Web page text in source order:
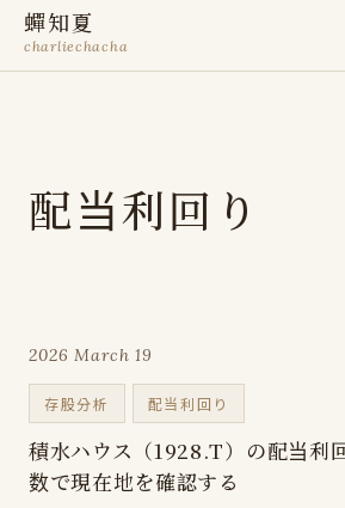
蟬知夏
charliechacha
配当利回り
2026 March 19
存股分析 配当利回り
積水ハウス（1928.T）の配当利
数で現在地を確認する